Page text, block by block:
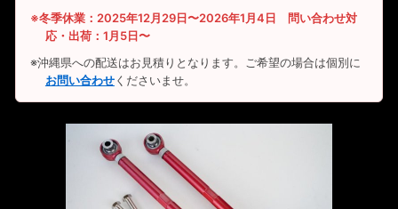
※冬季休業：2025年12月29日〜2026年1月4日 問い合わせ対
応・出荷：1月5日〜
※沖縄県への配送はお見積りとなります。ご希望の場合は個別に
お問い合わせくださいませ。